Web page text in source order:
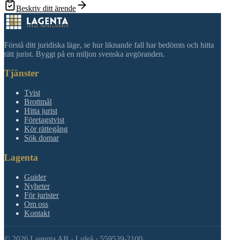
Beskriv ditt ärende
Förstå ditt juridiska läge, se hur liknande fall har bedömts och hitta
rätt jurist. Byggt på en miljon svenska avgöranden.
Tjänster
Tvist
Brottmål
Hitta jurist
Företagstvist
Kör rättegång
Sök domar
Lagenta
Guider
Nyheter
För jurister
Om oss
Kontakt